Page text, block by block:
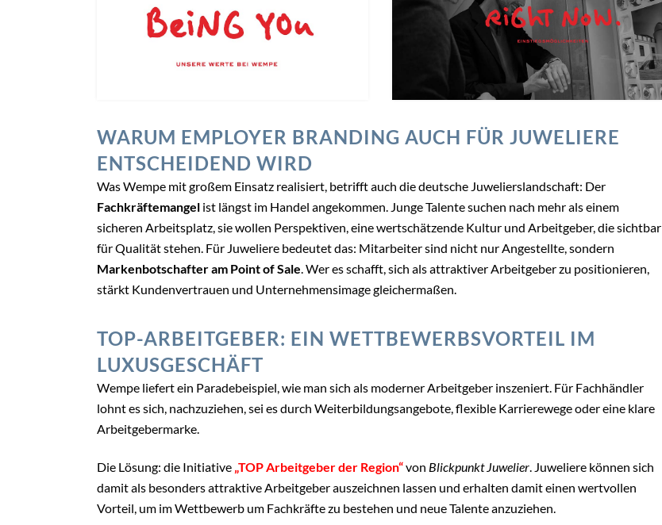
WARUM EMPLOYER BRANDING AUCH FÜR JUWELIERE
ENTSCHEIDEND WIRD
Was Wempe mit großem Einsatz realisiert, betrifft auch die deutsche Juwelierslandschaft: Der
Fachkräftemangel ist längst im Handel angekommen. Junge Talente suchen nach mehr als einem
sicheren Arbeitsplatz, sie wollen Perspektiven, eine wertschätzende Kultur und Arbeitgeber, die sichtbar
für Qualität stehen. Für Juweliere bedeutet das: Mitarbeiter sind nicht nur Angestellte, sondern
Markenbotschafter am Point of Sale. Wer es schafft, sich als attraktiver Arbeitgeber zu positionieren,
stärkt Kundenvertrauen und Unternehmensimage gleichermaßen.
TOP-ARBEITGEBER: EIN WETTBEWERBSVORTEIL IM
LUXUSGESCHÄFT
Wempe liefert ein Paradebeispiel, wie man sich als moderner Arbeitgeber inszeniert. Für Fachhändler
lohnt es sich, nachzuziehen, sei es durch Weiterbildungsangebote, flexible Karrierewege oder eine klare
Arbeitgebermarke.
Die Lösung: die Initiative „TOP Arbeitgeber der Region“von Blickpunkt Juwelier. Juweliere können sich
damit als besonders attraktive Arbeitgeber auszeichnen lassen und erhalten damit einen wertvollen
Vorteil, um im Wettbewerb um Fachkräfte zu bestehen und neue Talente anzuziehen.